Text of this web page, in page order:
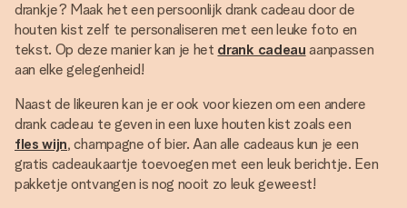
drankje? Maak het een persoonlijk drank cadeau door de
houten kist zelf te personaliseren met een leuke foto en
tekst. Op deze manier kan je het drank cadeau aanpassen
aan elke gelegenheid!
Naast de likeuren kan je er ook voor kiezen om een andere
drank cadeau te geven in een luxe houten kist zoals een
fles wijn, champagne of bier. Aan alle cadeaus kun je een
gratis cadeaukaartje toevoegen met een leuk berichtje. Een
pakketje ontvangen is nog nooit zo leuk geweest!